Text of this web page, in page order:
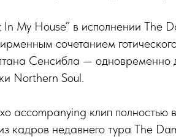
In My House” в исполнении The
сочетанием
Сенсибла — одновременно
Northern Soul.
accompanying клип
кадров недавнего тура The